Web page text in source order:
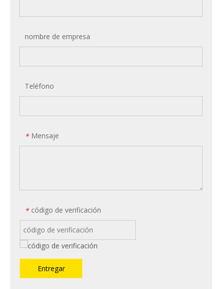
nombre de empresa
Teléfono
* Mensaje
* código de verificación
Entregar